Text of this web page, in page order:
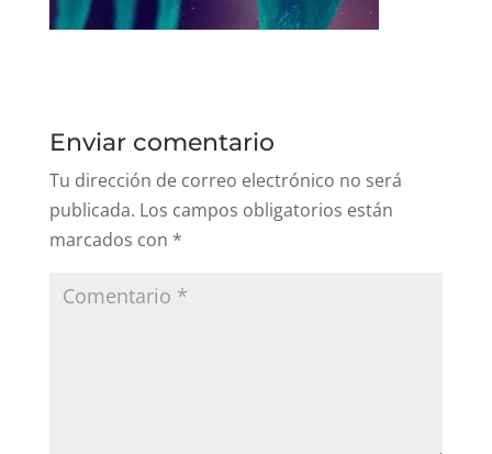
Enviar comentario
Tu dirección de correo electrónico no será
publicada. Los campos obligatorios están
marcados con *